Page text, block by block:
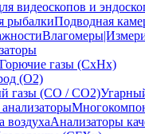
Подводная
Горючие газы (CxHx)
(O2)
Анализаторы